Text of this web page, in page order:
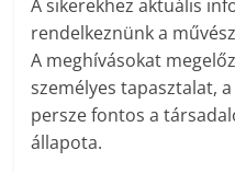
A sikerekhez aktuális
rendelkeznünk a
A meghívásokat
személyes tapasztalat,
persze fontos a
állapota.